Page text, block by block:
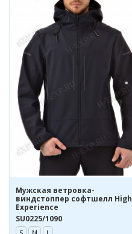
Мужская ветровка-
виндстоппер софтшелл High
Experience
SU0225/1090